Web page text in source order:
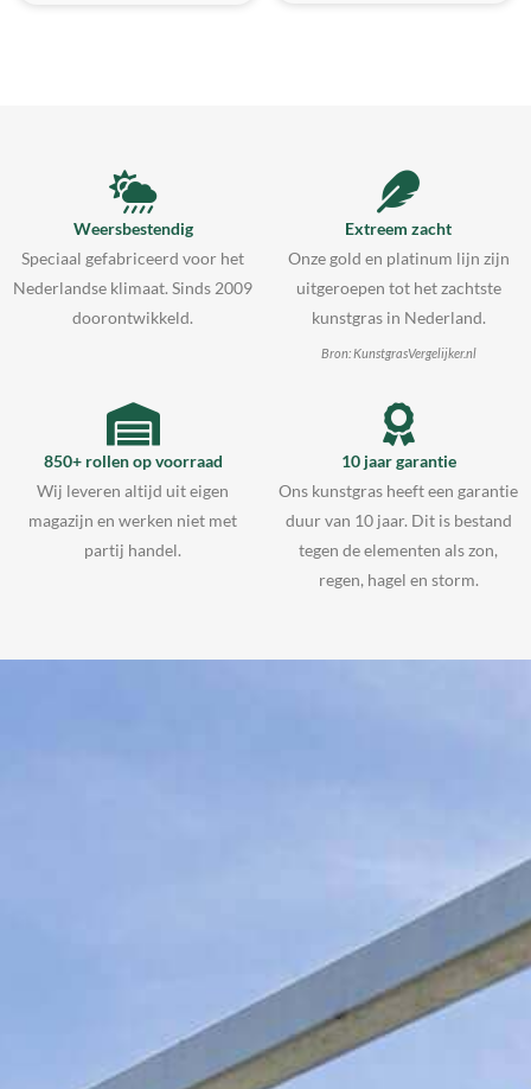
Weersbestendig
Speciaal gefabriceerd voor het
Nederlandse klimaat. Sinds 2009
doorontwikkeld.
Extreem zacht
Onze gold en platinum lijn zijn
uitgeroepen tot het zachtste
kunstgras in Nederland.
Bron: KunstgrasVergelijker.nl
850+ rollen op voorraad
Wij leveren altijd uit eigen
magazijn en werken niet met
partij handel.
10 jaar garantie
Ons kunstgras heeft een garantie
duur van 10 jaar. Dit is bestand
tegen de elementen als zon,
regen, hagel en storm.